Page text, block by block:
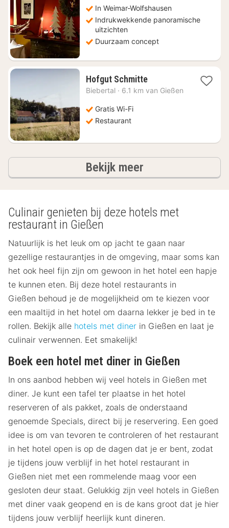
141,60
In Weimar-Wolfshausen
Indrukwekkende panoramische
uitzichten
Duurzaam concept
Hofgut Schmitte1
nacht
Biebertal · 6.1 km van Gießen
Gratis Wi-Fi
Restaurant
Bekijk meerhotels
Culinair genieten bij deze hotels met
restaurant in Gießen
Natuurlijk is het leuk om op jacht te gaan naar
gezellige restaurantjes in de omgeving, maar soms kan
het ook heel fijn zijn om gewoon in het hotel een hapje
te kunnen eten. Bij deze hotel restaurants in
Gießen behoud je de mogelijkheid om te kiezen voor
een maaltijd in het hotel om daarna lekker je bed in te
rollen. Bekijk alle hotels met diner in Gießen en laat je
culinair verwennen. Eet smakelijk!
Boek een hotel met diner in Gießen
In ons aanbod hebben wij veel hotels in Gießen met
diner. Je kunt een tafel ter plaatse in het hotel
reserveren of als pakket, zoals de onderstaand
genoemde Specials, direct bij je reservering. Een goed
idee is om van tevoren te controleren of het restaurant
in het hotel open is op de dagen dat je er bent, zodat
je tijdens jouw verblijf in het hotel restaurant in
Gießen niet met een rommelende maag voor een
gesloten deur staat. Gelukkig zijn veel hotels in Gießen
met diner vaak geopend en is de kans groot dat je hier
tijdens jouw verblijf heerlijk kunt dineren.